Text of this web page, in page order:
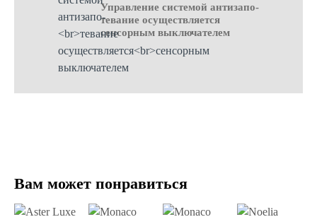
Вам может понравиться
Управление системой антизапо-
тевание осуществляется
сенсорным выключателем